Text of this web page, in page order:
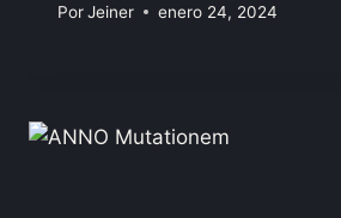
PorJeiner enero 24, 2024